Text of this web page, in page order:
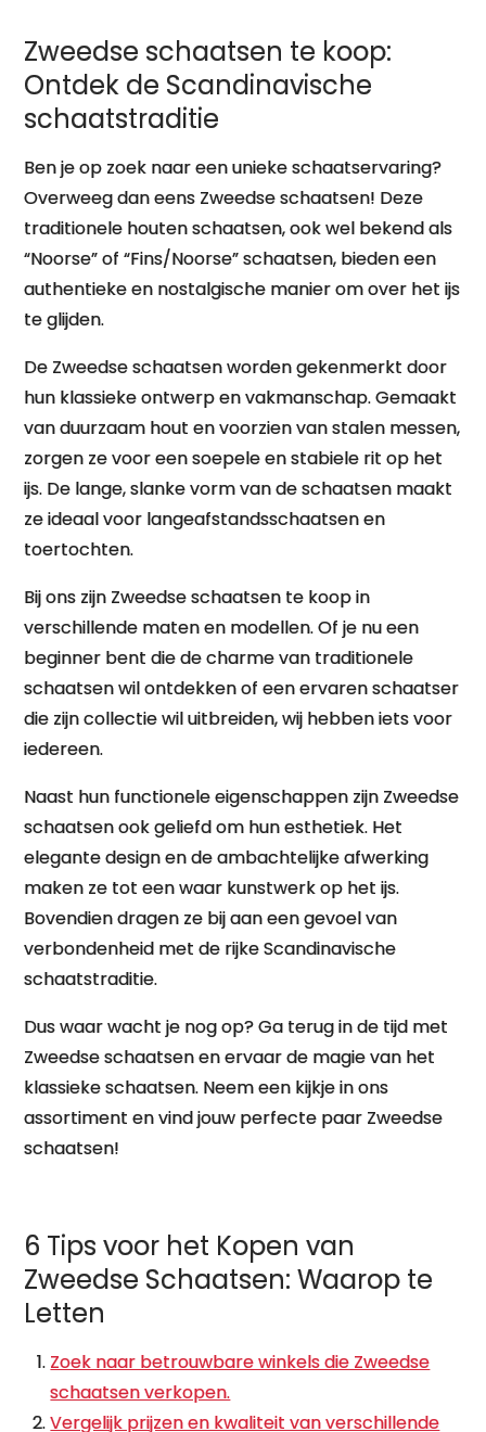
Zweedse schaatsen te koop:
Ontdek de Scandinavische
schaatstraditie
Ben je op zoek naar een unieke schaatservaring?
Overweeg dan eens Zweedse schaatsen! Deze
traditionele houten schaatsen, ook wel bekend als
“Noorse” of “Fins/Noorse” schaatsen, bieden een
authentieke en nostalgische manier om over het ijs
te glijden.
De Zweedse schaatsen worden gekenmerkt door
hun klassieke ontwerp en vakmanschap. Gemaakt
van duurzaam hout en voorzien van stalen messen,
zorgen ze voor een soepele en stabiele rit op het
ijs. De lange, slanke vorm van de schaatsen maakt
ze ideaal voor langeafstandsschaatsen en
toertochten.
Bij ons zijn Zweedse schaatsen te koop in
verschillende maten en modellen. Of je nu een
beginner bent die de charme van traditionele
schaatsen wil ontdekken of een ervaren schaatser
die zijn collectie wil uitbreiden, wij hebben iets voor
iedereen.
Naast hun functionele eigenschappen zijn Zweedse
schaatsen ook geliefd om hun esthetiek. Het
elegante design en de ambachtelijke afwerking
maken ze tot een waar kunstwerk op het ijs.
Bovendien dragen ze bij aan een gevoel van
verbondenheid met de rijke Scandinavische
schaatstraditie.
Dus waar wacht je nog op? Ga terug in de tijd met
Zweedse schaatsen en ervaar de magie van het
klassieke schaatsen. Neem een kijkje in ons
assortiment en vind jouw perfecte paar Zweedse
schaatsen!
6 Tips voor het Kopen van
Zweedse Schaatsen: Waarop te
Letten
Zoek naar betrouwbare winkels die Zweedse
schaatsen verkopen.
Vergelijk prijzen en kwaliteit van verschillende